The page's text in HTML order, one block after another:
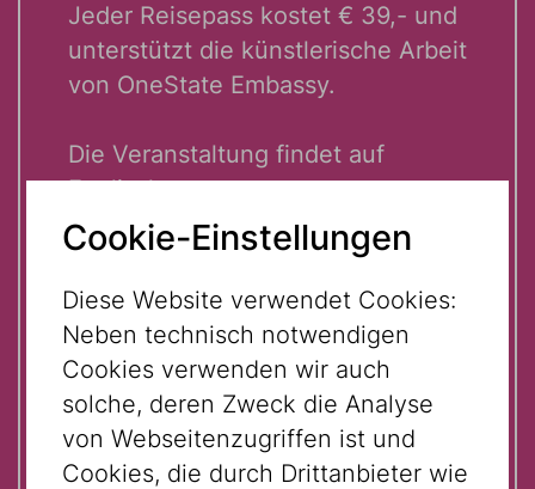
Jeder Reisepass kostet € 39,- und
unterstützt die künstlerische Arbeit
von OneState Embassy.
Die Veranstaltung findet auf
Englisch statt.
Inhaber:innen des OneState
Embassy Reisepasses erhalten
gegen Vorlage ihres
personalisierten Passes 1 Jahr lang
freien Eintritt in das Jüdische
Museum Wien.
Cookie-Einstellungen
Diese Website verwendet Cookies:
Neben technisch notwendigen
Cookies verwenden wir auch
solche, deren Zweck die Analyse
von Webseitenzugriffen ist und
Cookies, die durch Drittanbieter wie